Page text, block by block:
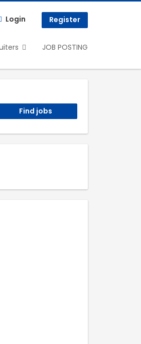
Login Register
JOB POSTING